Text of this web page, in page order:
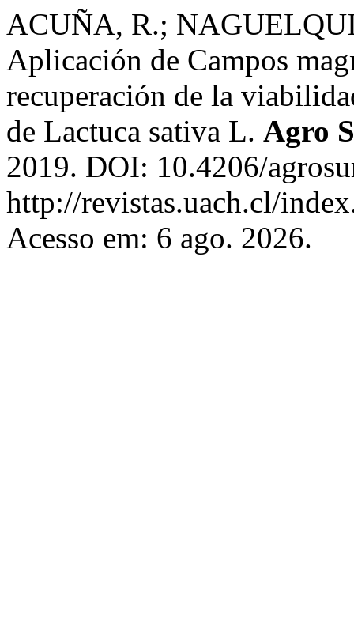
ACUÑA, R.;
Aplicación de Campos
recuperación de la
de Lactuca sativa L. Agro
2019. DOI: 10.4206/
http://revistas.uach.cl/
Acesso em: 6 ago. 2026.